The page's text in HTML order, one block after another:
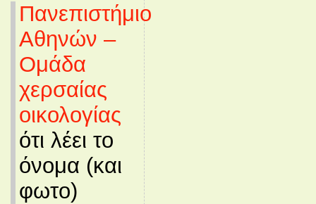
Πανεπιστήμιο
Αθηνών –
Ομάδα
χερσαίας
οικολογίας
ότι λέει το
όνομα (και
φωτο)